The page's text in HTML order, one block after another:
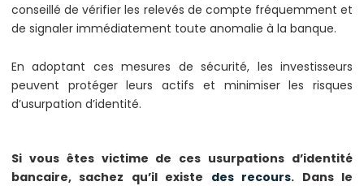
conseillé de vérifier les relevés de compte fréquemment et
de signaler immédiatement toute anomalie à la banque.
En adoptant ces mesures de sécurité, les investisseurs
peuvent protéger leurs actifs et minimiser les risques
d’usurpation d’identité.
Si vous êtes victime de ces usurpations d’identité
bancaire, sachez qu’il existe des recours. Dans le